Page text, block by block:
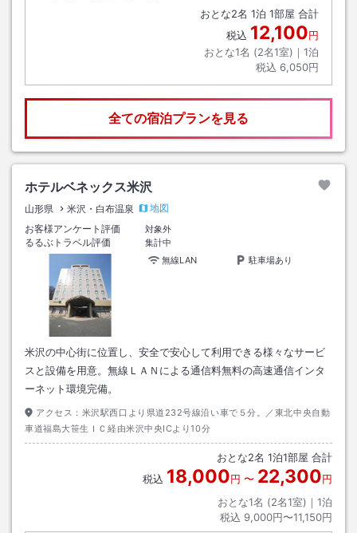
おとな2名 1泊 1部屋 合計
税込 12,100円
おとな1名 (2名1室)｜ 1泊
税込 6,050円
全ての宿泊プランを見る
ホテルベネックス米沢
山形県 米沢・白布温泉
地図
お客様アンケート評価
対象外
るるぶトラベル評価
集計中
無線LAN
駐車場あり
米沢の中心街に位置し、安全で安心して利用できる様々なサービ
スと設備を用意。無線ＬＡＮによる通信料無料の高速通信インタ
ーネット環境完備。
アクセス： 米沢駅西口より県道232号線沿い車で５分。／東北中央自動
車道福島大笹生ＩＣ経由米沢中央ICより10分
おとな2名 1泊1部屋 合計
税込 18,000円 〜 22,300円
おとな1名 (2名1室)｜ 1泊
税込 9,000円〜11,150円